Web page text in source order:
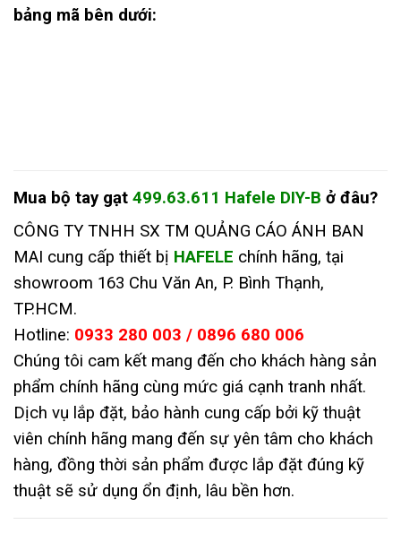
bảng mã bên dưới:
Mua bộ tay gạt 499.63.611 Hafele DIY-B ở đâu?
CÔNG TY TNHH SX TM QUẢNG CÁO ÁNH BAN
MAI cung cấp thiết bị HAFELE chính hãng, tại
showroom 163 Chu Văn An, P. Bình Thạnh,
TP.HCM.
Hotline: 0933 280 003 / 0896 680 006
Chúng tôi cam kết mang đến cho khách hàng sản
phẩm chính hãng cùng mức giá cạnh tranh nhất.
Dịch vụ lắp đặt, bảo hành cung cấp bởi kỹ thuật
viên chính hãng mang đến sự yên tâm cho khách
hàng, đồng thời sản phẩm được lắp đặt đúng kỹ
thuật sẽ sử dụng ổn định, lâu bền hơn.